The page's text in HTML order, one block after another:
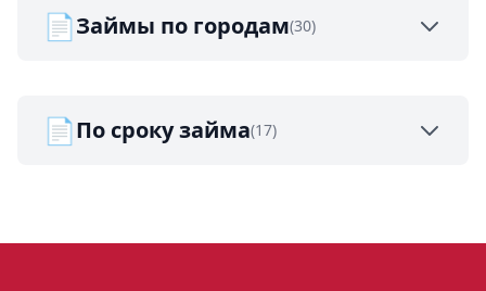
📄Займы по городам(30)
📄По сроку займа(17)